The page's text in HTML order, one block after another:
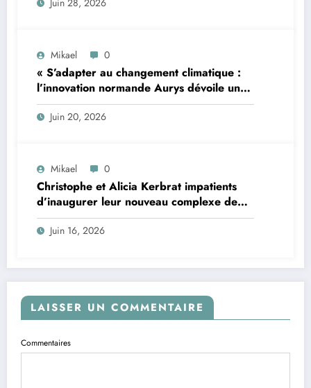
pour le photovoltaïque résidentiel
Mikael 0
« S’adapter au changement climatique :
l’innovation normande Aurys dévoile un
véhicule révolutionnaire »
Juin 20, 2026
Mikael 0
Christophe et Alicia Kerbrat impatients
d’inaugurer leur nouveau complexe de
padel à Plourin-lès-Morlaix
Juin 16, 2026
LAISSER UN COMMENTAIRE
Commentaires